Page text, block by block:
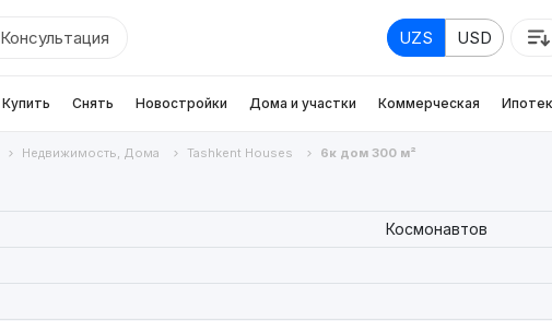
Консультация UZS USD
Купить Снять Новостройки Дома и участки Коммерческая
Недвижимость, Дома Tashkent Houses 6к дом 300 м²
Космонавтов